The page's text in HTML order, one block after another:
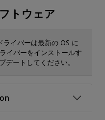
ドライバー
お問合せ
トウェア
イバーは最新の OS に
イバーをインストールす
デートしてください。